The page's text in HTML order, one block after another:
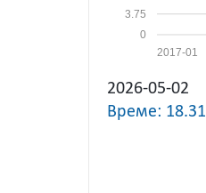
0
3.75
2017-01
2026-05-02
Време: 18.31